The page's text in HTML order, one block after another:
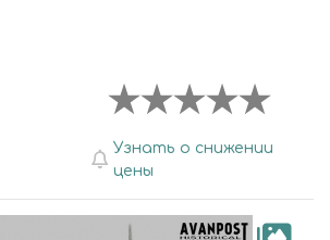
Узнать о снижении
цены